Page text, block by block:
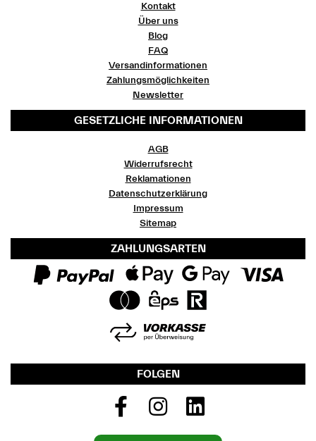
Kontakt
Über uns
Blog
FAQ
Versandinformationen
Zahlungsmöglichkeiten
Newsletter
GESETZLICHE INFORMATIONEN
AGB
Widerrufsrecht
Reklamationen
Datenschutzerklärung
Impressum
Sitemap
ZAHLUNGSARTEN
FOLGEN